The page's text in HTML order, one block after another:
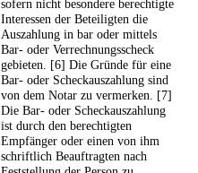
sofern nicht besondere berechtigte
Interessen der Beteiligten die
Auszahlung in bar oder mittels
Bar- oder Verrechnungsscheck
gebieten. [6] Die Gründe für eine
Bar- oder Scheckauszahlung sind
von dem Notar zu vermerken. [7]
Die Bar- oder Scheckauszahlung
ist durch den berechtigten
Empfänger oder einen von ihm
schriftlich Beauftragten nach